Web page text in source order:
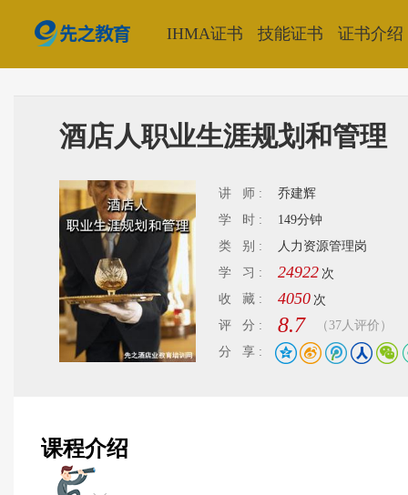
IHMA证书 技能证书 证书介绍
酒店人职业生涯规划和管理
讲 师 :
乔建辉
学 时 :
149分钟
类 别 :
人力资源管理岗
学 习 :
24922 次
收 藏 :
4050 次
评 分 :
8.7
（37人评价）
分 享 :
课程介绍